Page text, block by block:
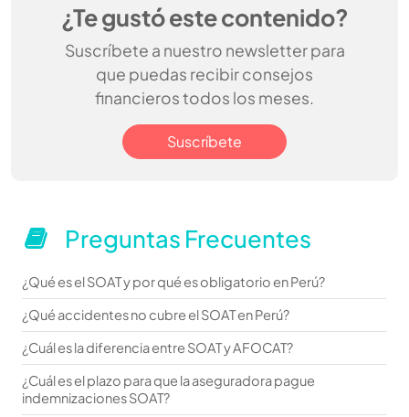
¿Te gustó este contenido?
Suscríbete a nuestro newsletter para
que puedas recibir consejos
financieros todos los meses.
Suscríbete
Preguntas Frecuentes
¿Qué es el SOAT y por qué es obligatorio en Perú?
¿Qué accidentes no cubre el SOAT en Perú?
¿Cuál es la diferencia entre SOAT y AFOCAT?
¿Cuál es el plazo para que la aseguradora pague
indemnizaciones SOAT?